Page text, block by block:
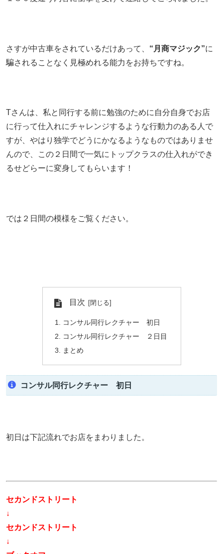
さすが中古車をされているだけあって、 “月商マジック”に
騙されることなく見極めれる能力をお持ちですね。
Tさんは、私と同行する前に勉強のために自分自身でお店
に行って仕入れにチャレンジするような行動力のある人で
すが、やはり独学でどうにかなるようなものではありませ
んので、この２日間で一気にトップクラスの仕入れができ
るせどらーに変身してもらいます！
では２日間の模様をご覧ください。
目次
コンサル同行レクチャー 初日
コンサル同行レクチャー ２日目
まとめ
コンサル同行レクチャー 初日
初日は下記流れでお店をまわりました。
セカンドストリート
↓
セカンドストリート
↓